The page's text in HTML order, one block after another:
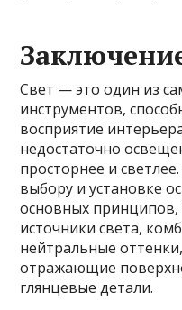
Свет — это один из
инструментов,
восприятие
недостаточно
просторнее и
выбору и установке
основных принципов,
источники света,
нейтральные
отражающие
глянцевые детали.